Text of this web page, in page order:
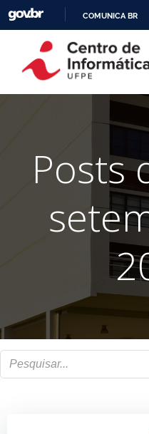
COMUNICA BR
Posts